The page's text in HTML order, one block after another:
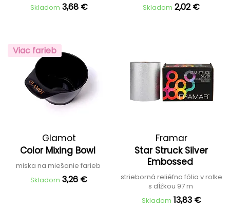
Skladom 3,68 €
Skladom 2,02 €
Viac farieb
Glamot
Color Mixing Bowl
miska na miešanie farieb
Skladom 3,26 €
Framar
Star Struck Silver
Embossed
strieborná reliéfna fólia v rolke
s dĺžkou 97 m
Skladom 13,83 €